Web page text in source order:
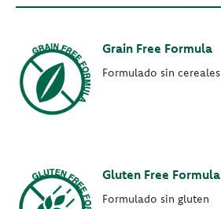
Grain Free Formula
Formulado sin cereales
Gluten Free Formula
Formulado sin gluten